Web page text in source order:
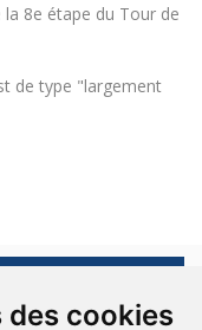
des cookies
8e étape du Tour de
de type "largement